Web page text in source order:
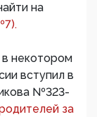
на
некотором
вступил в
№323-
за